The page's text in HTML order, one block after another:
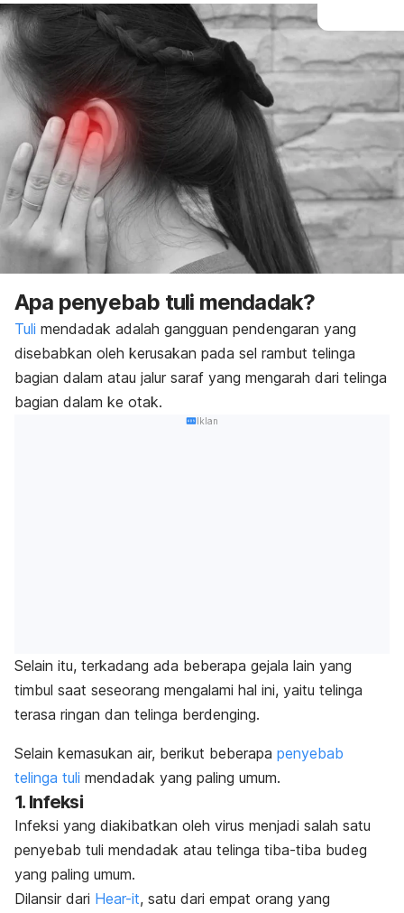
Apa penyebab tuli mendadak?
Tuli mendadak adalah gangguan pendengaran yang
disebabkan oleh kerusakan pada sel rambut telinga
bagian dalam atau jalur saraf yang mengarah dari telinga
bagian dalam ke otak.
Iklan
Selain itu, terkadang ada beberapa gejala lain yang
timbul saat seseorang mengalami hal ini, yaitu telinga
terasa ringan dan telinga berdenging.
Selain kemasukan air, berikut beberapa penyebab
telinga tuli mendadak yang paling umum.
1. Infeksi
Infeksi yang diakibatkan oleh virus menjadi salah satu
penyebab tuli mendadak atau telinga tiba-tiba budeg
yang paling umum.
Dilansir dari Hear-it, satu dari empat orang yang